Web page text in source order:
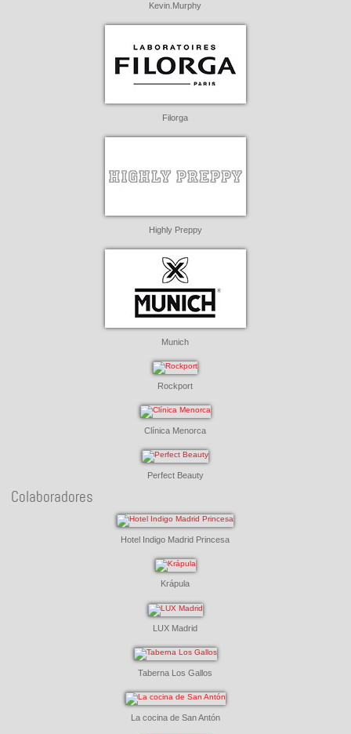
Kevin.Murphy
Filorga
Highly Preppy
Munich
Rockport
Clínica Menorca
Perfect Beauty
Colaboradores
Hotel Indigo Madrid Princesa
Krápula
LUX Madrid
Taberna Los Gallos
La cocina de San Antón